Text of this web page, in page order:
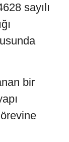
sayılı
bir